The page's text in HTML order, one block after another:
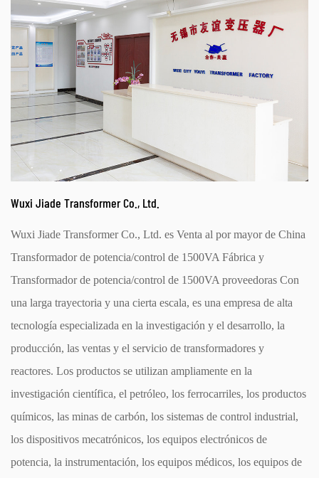
Wuxi Jiade Transformer Co., Ltd.
Wuxi Jiade Transformer Co., Ltd. es Venta al por mayor de China
Transformador de potencia/control de 1500VA Fábrica y
Transformador de potencia/control de 1500VA proveedoras Con
una larga trayectoria y una cierta escala, es una empresa de alta
tecnología especializada en la investigación y el desarrollo, la
producción, las ventas y el servicio de transformadores y
reactores. Los productos se utilizan ampliamente en la
investigación científica, el petróleo, los ferrocarriles, los productos
químicos, las minas de carbón, los sistemas de control industrial,
los dispositivos mecatrónicos, los equipos electrónicos de
potencia, la instrumentación, los equipos médicos, los equipos de